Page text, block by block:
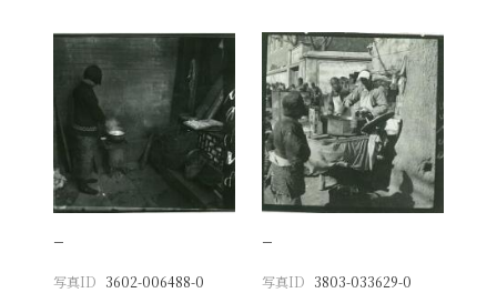
−
写真ID 3602-006488-0
−
写真ID 3803-033629-0